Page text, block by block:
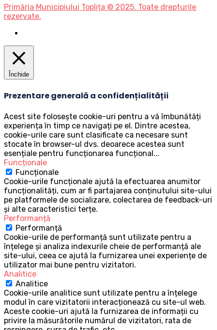
Primăria Municipiului Toplița © 2025. Toate drepturile
rezervate.
Închide
Prezentare generală a confidențialității
Acest site folosește cookie-uri pentru a vă îmbunătăți
experiența în timp ce navigați pe el. Dintre acestea,
cookie-urile care sunt clasificate ca necesare sunt
stocate în browser-ul dvs. deoarece acestea sunt
esențiale pentru funcționarea funcțional...
Funcționale
Funcționale
Cookie-urile funcționale ajută la efectuarea anumitor
funcționalități, cum ar fi partajarea conținutului site-ului
pe platformele de socializare, colectarea de feedback-uri
și alte caracteristici terțe.
Performanță
Performanță
Cookie-urile de performanță sunt utilizate pentru a
înțelege și analiza indexurile cheie de performanță ale
site-ului, ceea ce ajută la furnizarea unei experiențe de
utilizator mai bune pentru vizitatori.
Analitice
Analitice
Cookie-urile analitice sunt utilizate pentru a înțelege
modul în care vizitatorii interacționează cu site-ul web.
Aceste cookie-uri ajută la furnizarea de informații cu
privire la măsurătorile numărul de vizitatori, rata de